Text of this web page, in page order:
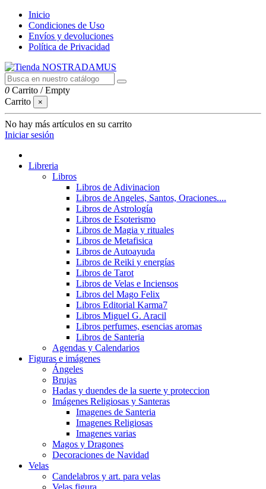
Inicio
Condiciones de Uso
Envíos y devoluciones
Política de Privacidad
0 Carrito /Empty
Carrito
×
No hay más artículos en su carrito
Iniciar sesión
Libreria
Libros
Libros de Adivinacion
Libros de Angeles, Santos, Oraciones....
Libros de Astrología
Libros de Esoterismo
Libros de Magia y rituales
Libros de Metafisica
Libros de Autoayuda
Libros de Reiki y energías
Libros de Tarot
Libros de Velas e Inciensos
Libros del Mago Felix
Libros Editorial Karma7
Libros Miguel G. Aracil
Libros perfumes, esencias aromas
Libros de Santeria
Agendas y Calendarios
Figuras e imágenes
Ángeles
Brujas
Hadas y duendes de la suerte y proteccion
Imágenes Religiosas y Santeras
Imagenes de Santeria
Imagenes Religiosas
Imagenes varias
Magos y Dragones
Decoraciones de Navidad
Velas
Candelabros y art. para velas
Velas figura